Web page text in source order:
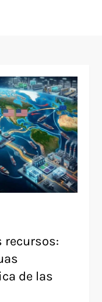
recursos:
de las